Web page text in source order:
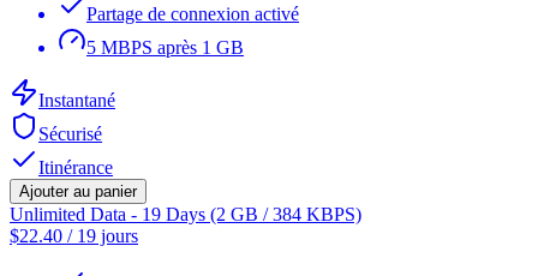
Partage de connexion activé
5 MBPS après 1 GB
Instantané
Sécurisé
Itinérance
Ajouter au panier
Unlimited Data - 19 Days (2 GB / 384 KBPS)
$22.40 / 19 jours